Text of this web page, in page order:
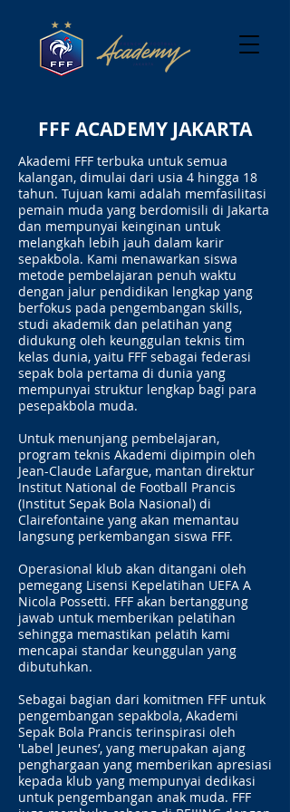
FFF ACADEMY JAKARTA
Akademi FFF terbuka untuk semua
kalangan, dimulai dari usia 4 hingga 18
tahun. Tujuan kami adalah memfasilitasi
pemain muda yang berdomisili di Jakarta
dan mempunyai keinginan untuk
melangkah lebih jauh dalam karir
sepakbola. Kami menawarkan siswa
metode pembelajaran penuh waktu
dengan jalur pendidikan lengkap yang
berfokus pada pengembangan skills,
studi akademik dan pelatihan yang
didukung oleh keunggulan teknis tim
kelas dunia, yaitu FFF sebagai federasi
sepak bola pertama di dunia yang
mempunyai struktur lengkap bagi para
pesepakbola muda.
Untuk menunjang pembelajaran,
program teknis Akademi dipimpin oleh
Jean-Claude Lafargue, mantan direktur
Institut National de Football Prancis
(Institut Sepak Bola Nasional) di
Clairefontaine yang akan memantau
langsung perkembangan siswa FFF.
Operasional klub akan ditangani oleh
pemegang Lisensi Kepelatihan UEFA A
Nicola Possetti. FFF akan bertanggung
jawab untuk memberikan pelatihan
sehingga memastikan pelatih kami
mencapai standar keunggulan yang
dibutuhkan.
Sebagai bagian dari komitmen FFF untuk
pengembangan sepakbola, Akademi
Sepak Bola Prancis terinspirasi oleh
'Label Jeunes’, yang merupakan ajang
penghargaan yang memberikan apresiasi
kepada klub yang mempunyai dedikasi
untuk pengembangan anak muda. FFF